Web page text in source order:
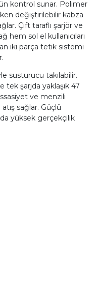
kontrol sunar. Polimer
değiştirilebilir kabza
Çift taraflı şarjör ve
hem sol el kullanıcıları
iki parça tetik sistemi
susturucu takılabilir.
tek şarjda yaklaşık 47
ve menzili
sağlar. Güçlü
yüksek gerçekçilik